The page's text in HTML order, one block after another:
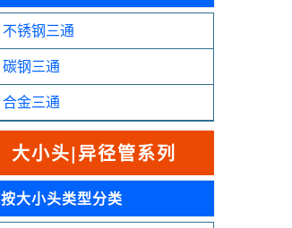
不锈钢三通
碳钢三通
合金三通
大小头|异径管系列
按大小头类型分类